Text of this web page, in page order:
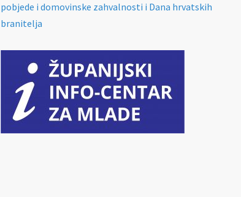
pobjede i domovinske zahvalnosti i Dana hrvatskih
branitelja